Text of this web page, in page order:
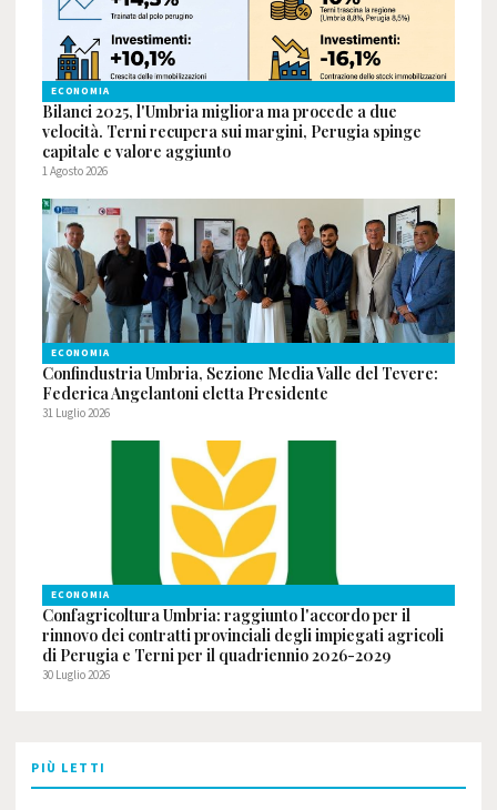
ECONOMIA
Bilanci 2025, l'Umbria migliora ma procede a due
velocità. Terni recupera sui margini, Perugia spinge
capitale e valore aggiunto
1 Agosto 2026
ECONOMIA
Confindustria Umbria, Sezione Media Valle del Tevere:
Federica Angelantoni eletta Presidente
31 Luglio 2026
ECONOMIA
Confagricoltura Umbria: raggiunto l'accordo per il
rinnovo dei contratti provinciali degli impiegati agricoli
di Perugia e Terni per il quadriennio 2026-2029
30 Luglio 2026
PIÙ LETTI